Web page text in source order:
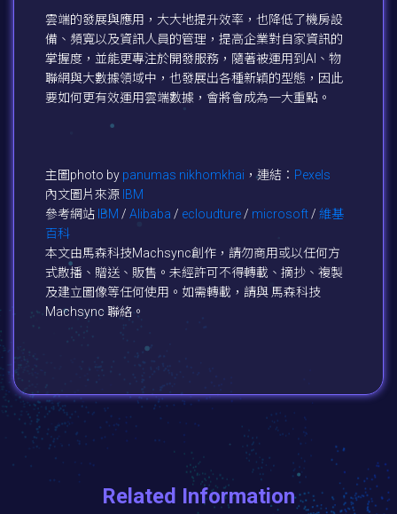
雲端的發展與應用，大大地提升效率，也降低了機房設
備、頻寬以及資訊人員的管理，提高企業對自家資訊的
掌握度，並能更專注於開發服務，隨著被運用到AI、物
聯網與大數據領域中，也發展出各種新穎的型態，因此
要如何更有效運用雲端數據，會將會成為一大重點。
主圖photo by panumas nikhomkhai ，連結： Pexels
內文圖片來源 IBM
參考網站 IBM / Alibaba / ecloudture/ microsoft/ 維基
百科
本文由馬森科技Machsync創作，請勿商用或以任何方
式散播、贈送、販售。未經許可不得轉載、摘抄、複製
及建立圖像等任何使用。如需轉載，請與 馬森科技
Machsync 聯絡。
Related Information